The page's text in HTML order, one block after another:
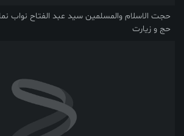
حجت الاسلام والمسلمین سید عبد الفتاح نواب
حج و زیارت